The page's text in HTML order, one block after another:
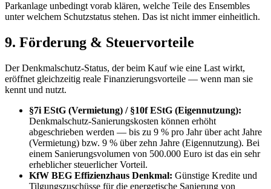
Parkanlage unbedingt vorab klären, welche Teile des Ensembles
unter welchem Schutzstatus stehen. Das ist nicht immer einheitlich.
9. Förderung & Steuervorteile
Der Denkmalschutz-Status, der beim Kauf wie eine Last wirkt,
eröffnet gleichzeitig reale Finanzierungsvorteile — wenn man sie
kennt und nutzt.
§7i EStG (Vermietung) / §10f EStG (Eigennutzung):
Denkmalschutz-Sanierungskosten können erhöht
abgeschrieben werden — bis zu 9 % pro Jahr über acht Jahre
(Vermietung) bzw. 9 % über zehn Jahre (Eigennutzung). Bei
einem Sanierungsvolumen von 500.000 Euro ist das ein sehr
erheblicher steuerlicher Vorteil.
KfW BEG Effizienzhaus Denkmal: Günstige Kredite und
Tilgungszuschüsse für die energetische Sanierung von